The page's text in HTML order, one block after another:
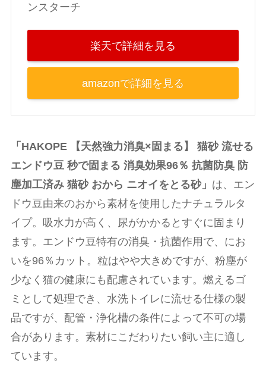
ンスターチ
楽天で詳細を見る
amazonで詳細を見る
「HAKOPE 【天然強力消臭×固まる】 猫砂 流せる
エンドウ豆 秒で固まる 消臭効果96％ 抗菌防臭 防
塵加工済み 猫砂 おから ニオイをとる砂」 は、エン
ドウ豆由来のおから素材を使用したナチュラルタ
イプ。吸水力が高く、尿がかかるとすぐに固まり
ます。エンドウ豆特有の消臭・抗菌作用で、にお
いを96％カット。粒はやや大きめですが、粉塵が
少なく猫の健康にも配慮されています。燃えるゴ
ミとして処理でき、水洗トイレに流せる仕様の製
品ですが、配管・浄化槽の条件によって不可の場
合があります。素材にこだわりたい飼い主に適し
ています。